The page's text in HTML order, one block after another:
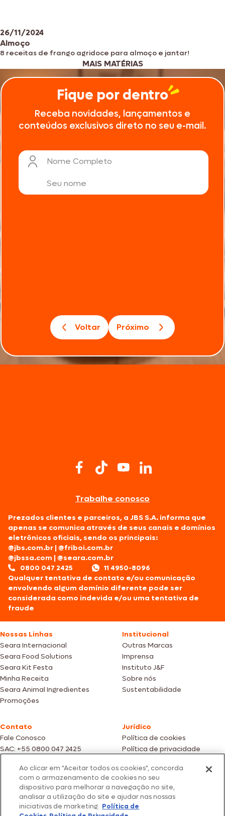
26/11/2024
Almoço
8 receitas de frango agridoce para almoço e jantar!
MAIS MATÉRIAS
Fique por dentro
Receba novidades, lançamentos e
conteúdos exclusivos direto no seu e-mail.
Nome Completo
Voltar Próximo
Trabalhe conosco
Prezados clientes e parceiros, a JBS S.A. informa que
apenas se comunica através de seus canais e domínios
eletrônicos oficiais, sendo os principais:
@jbs.com.br |@friboi.com.br
@jbssa.com |@seara.com.br
0800 047 2425
11 4950-8096
Qualquer tentativa de contato e/ou comunicação
envolvendo algum domínio diferente pode ser
considerada como indevida e/ou uma tentativa de
fraude
Nossas Linhas
Seara Internacional
Seara Food Solutions
Seara Kit Festa
Minha Receita
Seara Animal Ingredientes
Promoções
Institucional
Outras Marcas
Imprensa
Instituto J&F
Sobre nós
Sustentabilidade
Contato
Fale Conosco
SAC: +55 0800 047 2425
Jurídico
Política de cookies
Política de privacidade
Fotos meramente ilustrativas | Ofertas válidas enquanto durarem os
estoques dos nossos parceiros | Vendas sujeitas a análise e confirmação
de dados.
Os preços, promoções e condições de pagamento são válidos
exclusivamente para compras efetuadas em nossos parceiros.
Ao clicar em "Aceitar todos os cookies", concorda
com o armazenamento de cookies no seu
dispositivo para melhorar a navegação no site,
analisar a utilização do site e ajudar nas nossas
iniciativas de marketing. Política de